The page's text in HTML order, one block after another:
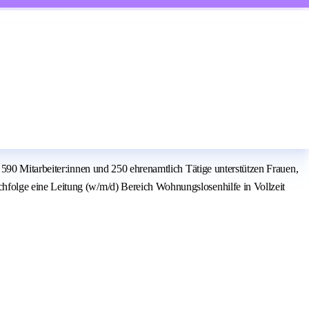
Mitarbeiter:innen und 250 ehrenamtlich Tätige unterstützen Frauen,
eine Leitung (w/m/d) Bereich Wohnungslosenhilfe in Vollzeit